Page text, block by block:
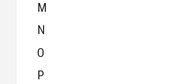
M
N
O
P